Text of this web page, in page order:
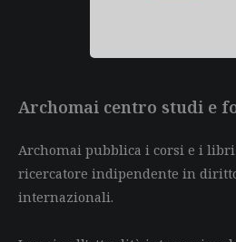
Archomai centro studi e
Archomai pubblica i corsi e i libri
ricercatore indipendente in
internazionali.